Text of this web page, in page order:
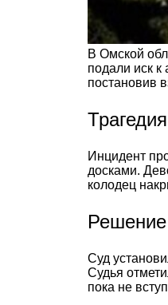
В Омской
подали иск к
постановив
Инцидент
досками.
колодец
Суд
Судья
пока не